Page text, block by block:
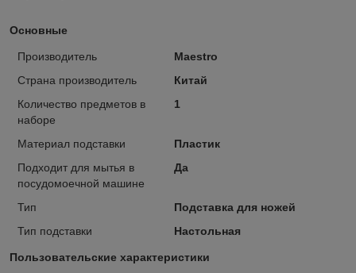
Основные
Производитель
Maestro
Страна производитель
Китай
Количество предметов в
наборе
1
Материал подставки
Пластик
Подходит для мытья в
посудомоечной машине
Да
Тип
Подставка для ножей
Тип подставки
Настольная
Пользовательские характеристики